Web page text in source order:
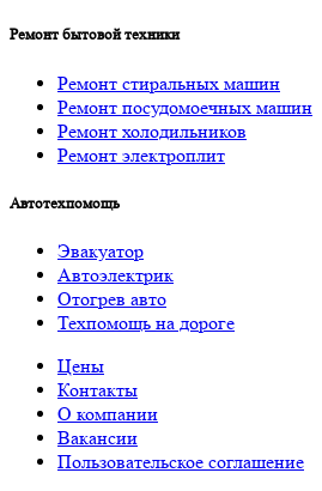
Ремонт бытовой техники
Ремонт стиральных машин
Ремонт посудомоечных машин
Ремонт холодильников
Ремонт электроплит
Автотехпомощь
Эвакуатор
Автоэлектрик
Отогрев авто
Техпомощь на дороге
Цены
Контакты
О компании
Вакансии
Пользовательское соглашение